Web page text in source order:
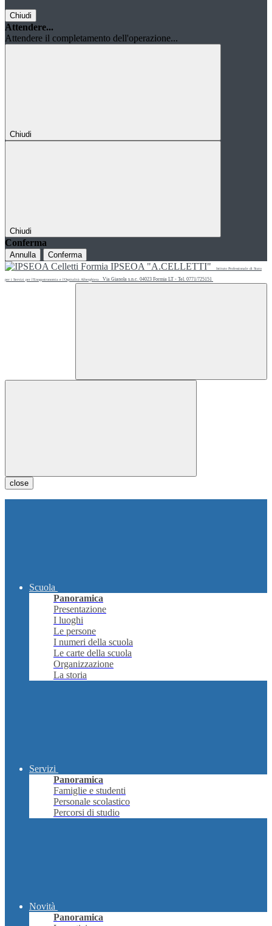
Chiudi
Attendere...
Attendere il completamento dell'operazione...
Chiudi
Chiudi
Conferma
Annulla Conferma
IPSEOA "A.CELLETTI" Istituto Professionale di Stato
per i Servizi per l'Enogastronomia e l'Ospitalità Alberghiera Via Gianola s.n.c. 04023 Formia LT - Tel. 0771/725151
close
Scuola
Panoramica
Presentazione
I luoghi
Le persone
I numeri della scuola
Le carte della scuola
Organizzazione
La storia
Servizi
Panoramica
Famiglie e studenti
Personale scolastico
Percorsi di studio
Novità
Panoramica